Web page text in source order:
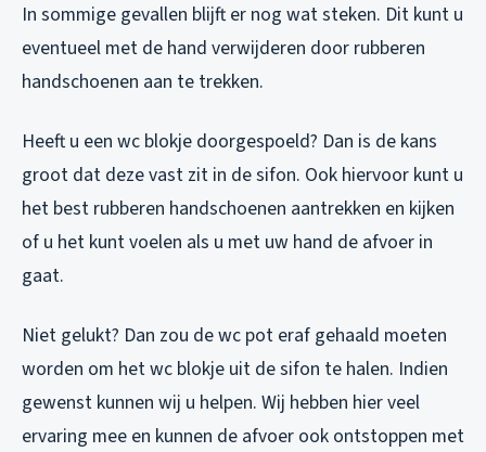
In sommige gevallen blijft er nog wat steken. Dit kunt u
eventueel met de hand verwijderen door rubberen
handschoenen aan te trekken.
Heeft u een wc blokje doorgespoeld? Dan is de kans
groot dat deze vast zit in de sifon. Ook hiervoor kunt u
het best rubberen handschoenen aantrekken en kijken
of u het kunt voelen als u met uw hand de afvoer in
gaat.
Niet gelukt? Dan zou de wc pot eraf gehaald moeten
worden om het wc blokje uit de sifon te halen. Indien
gewenst kunnen wij u helpen. Wij hebben hier veel
ervaring mee en kunnen de afvoer ook ontstoppen met